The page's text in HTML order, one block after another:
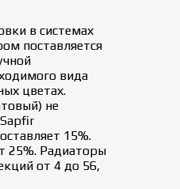
в системах
поставляется
вида
цветах.
не
15%.
25%. Радиаторы
от 4 до 56,